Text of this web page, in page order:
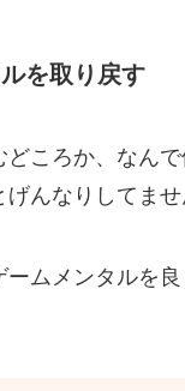
を取り戻す
どころか、なん
んなりしてませ
ームメンタルを